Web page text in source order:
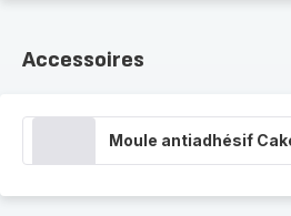
Accessoires
Moule antiadhésif